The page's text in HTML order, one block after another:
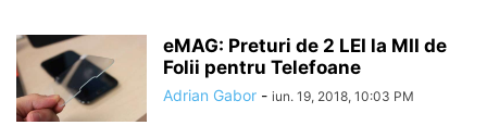
eMAG: Preturi de 2 LEI la MII de
Folii pentru Telefoane
Adrian Gabor - iun. 19, 2018, 10:03 PM